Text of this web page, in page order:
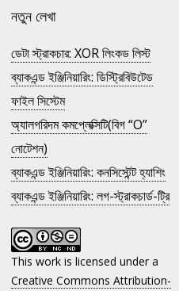
নতুন লেখা
ডেটা স্ট্রাকচার: XOR লিংকড লিস্ট
ব্যাকএন্ড ইঞ্জিনিয়ারিং: ডিস্ট্রিবিউটেড
ফাইল সিস্টেম
অ্যালগরিদম কমপ্লেক্সিটি(বিগ “O”
নোটেশন)
ব্যাকএন্ড ইঞ্জিনিয়ারিং: কনসিস্টেন্ট হ্যাশিং
ব্যাকএন্ড ইঞ্জিনিয়ারিং: লগ-স্ট্রাকচার্ড-ট্রি
This work is licensed under a
Creative Commons Attribution-